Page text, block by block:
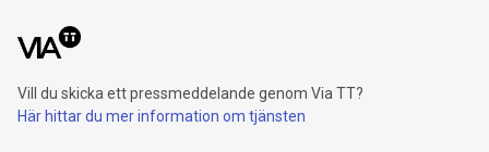
Vill du skicka ett pressmeddelande genom Via TT?
Här hittar du mer information om tjänsten